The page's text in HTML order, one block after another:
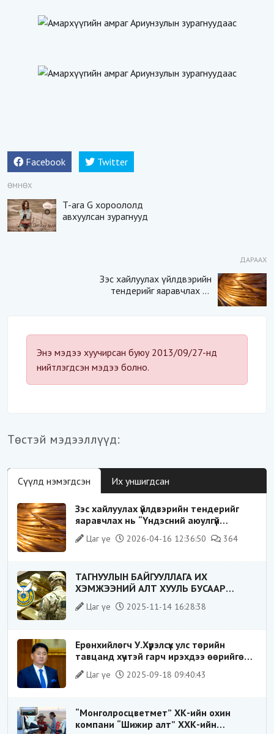
Facebook Twitter
ӨМНӨХ
T-ara G хороололд
авхуулсан зурагнууд
ДАРААХ
Зэс хайлуулах үйлдвэрийн
тендерийг яаравчлах нь
Энэ мэдээ хуучирсан буюу 2013/09/27-нд
нийтлэгдсэн мэдээ болно.
Төстэй мэдээллүүд:
Сүүлд нэмэгдсэн Их уншигдсан
Зэс хайлуулах үйлдвэрийн тендерийг
яаравчлах нь “Үндэсний аюулгүй
байдал“-д эрсдэлтэй юу?
Цаг үе 2026-04-16 12:36:50 364
ТАГНУУЛЫН БАЙГУУЛЛАГА ИХ
ХЭМЖЭЭНИЙ АЛТ ХУУЛЬ БУСААР
ХИЛЭЭР ГАРГАХ ГЭЖ БАЙСАН
ҮЙЛДЛИЙГ ТАСЛАН ЗОГСООЛОО
Цаг үе 2025-11-14 16:28:38
Ерөнхийлөгч У.Хүрэлсүх улс төрийн
тавцанд хүчтэй гарч ирэхдээ өөрийгөө
шударга ёсны төлөө тэмцэгч, “хуучин
тогтолцооны хонгилыг нураагч” гэсэн
Цаг үе 2025-09-18 09:40:43
“Монголросцветмет” ХК-ийн охин
компани “Шижир алт” ХХК-ийн